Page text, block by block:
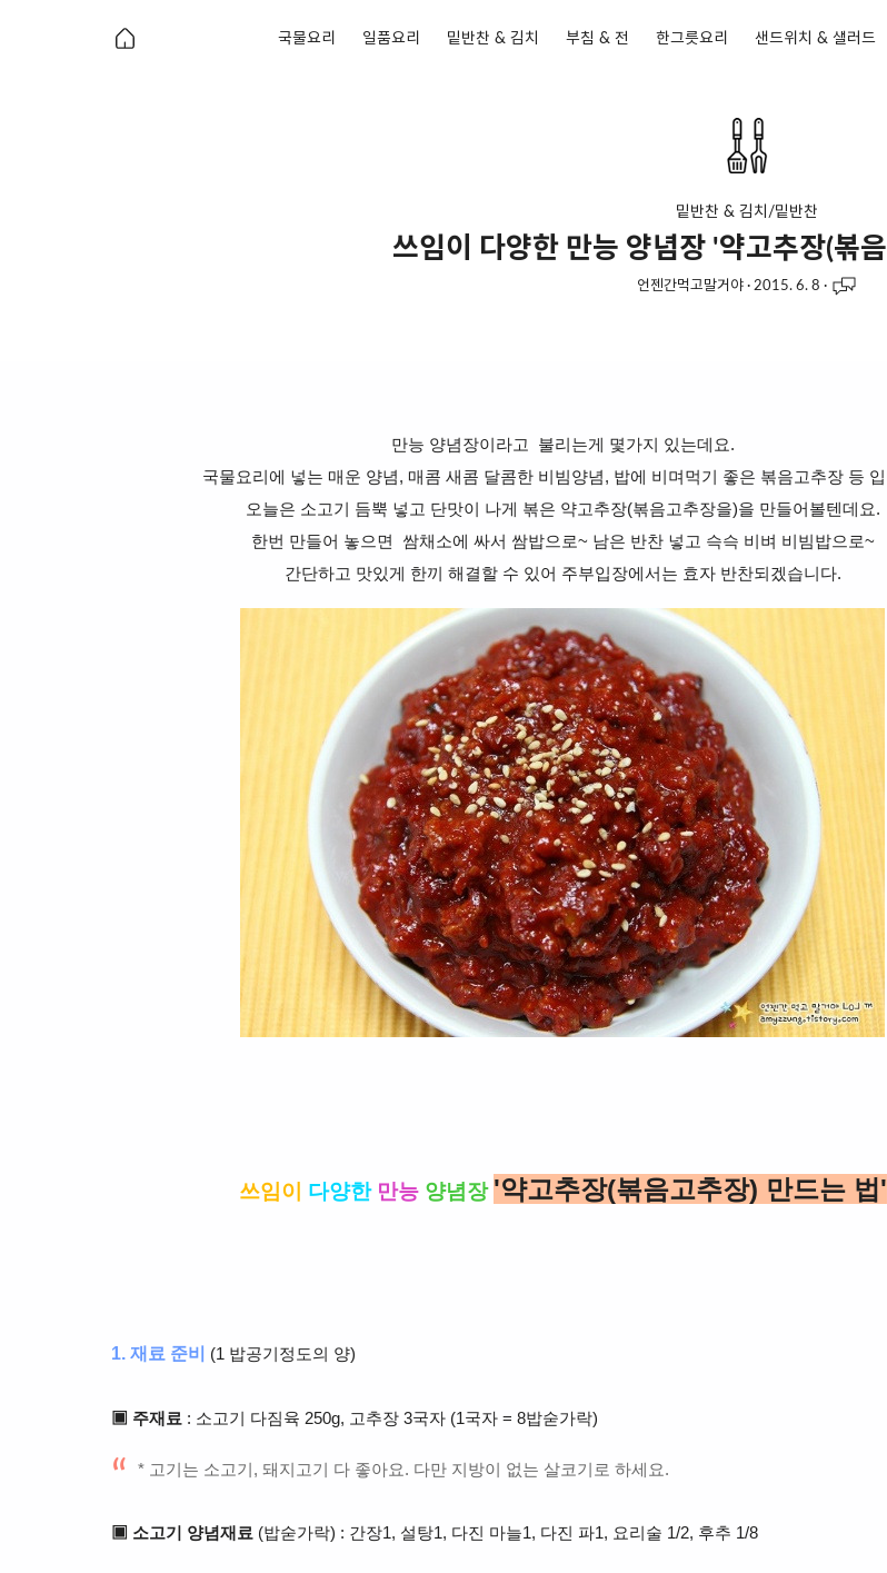
국물요리 일품요리 밑반찬 & 김치 부침 & 전 한그릇요리 샌드위치 & 샐러드
밑반찬 & 김치/밑반찬
쓰임이 다양한 만능 양념장 '약고추장(볶
언젠간먹고말거야· 2015. 6. 8 ·
만능 양념장이라고 불리는게 몇가지 있는데요.
국물요리에 넣는 매운 양념, 매콤 새콤 달콤한 비빔양념, 밥에 비며먹기 좋은 볶음고추장 등
오늘은 소고기 듬뿍 넣고 단맛이 나게 볶은 약고추장(볶음고추장을)을 만들어볼텐데요.
한번 만들어 놓으면 쌈채소에 싸서 쌈밥으로~ 남은 반찬 넣고 슥슥 비벼 비빔밥으로~
간단하고 맛있게 한끼 해결할 수 있어 주부입장에서는 효자 반찬되겠습니다.
쓰임이 다양한 만능 양념장 '약고추장(볶음고추장) 만드는 법'
1. 재료 준비 (1 밥공기정도의 양)
▣ 주재료 : 소고기 다짐육 250g, 고추장 3국자 (1국자 = 8밥숟가락)
* 고기는 소고기, 돼지고기 다 좋아요. 다만 지방이 없는 살코기로 하세요.
▣ 소고기 양념재료 (밥숟가락) : 간장1, 설탕1, 다진 마늘1, 다진 파1, 요리술 1/2, 후추 1/8